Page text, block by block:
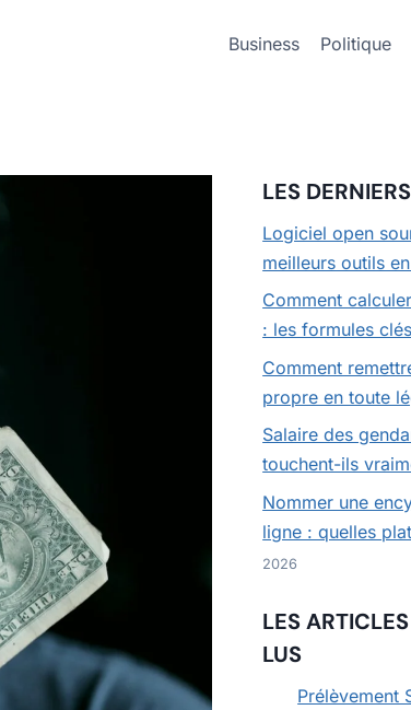
Business Politique
LES
Logiciel open
meilleurs outils
Comment
: les formules
Comment
propre en toute
Salaire des
touchent-ils
Nommer une
ligne : quelles
2026
LES
LUS
Prélèvement